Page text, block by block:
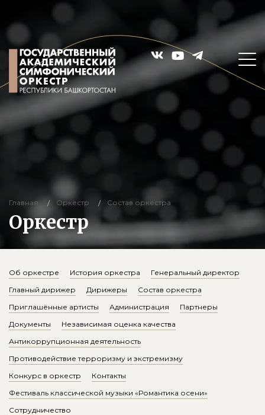
Главная Оркестр Состав оркестра
Оркестр
Об оркестре История оркестра
Генеральный директор
Главный дирижер
Дирижеры
Состав оркестра
Приглашённые артисты
Администрация
Партнеры
Документы
Независимая оценка качества
Антикоррупционная деятельность
Противодействие терроризму и экстремизму
Конкурс в оркестр
Контакты
Фестиваль классической музыки «Романтика осени»
Сотрудничество